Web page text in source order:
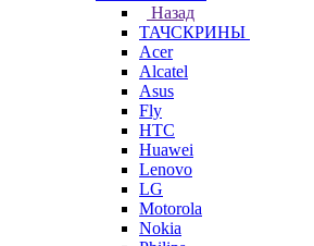
Назад
ТАЧСКРИНЫ
Acer
Alcatel
Asus
Fly
HTC
Huawei
Lenovo
LG
Motorola
Nokia